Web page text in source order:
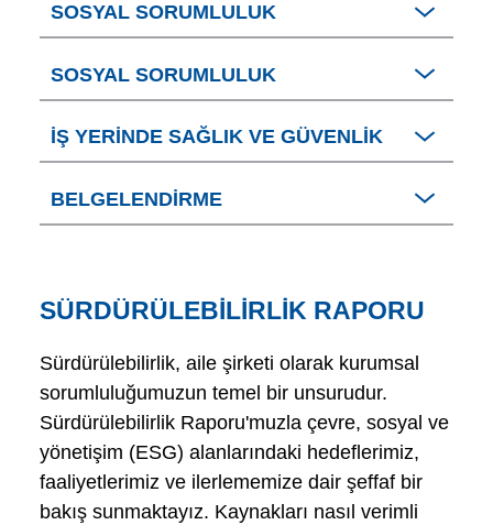
SOSYAL SORUMLULUK
SOSYAL SORUMLULUK
İŞ YERINDE SAĞLIK VE GÜVENLIK
BELGELENDIRME
SÜRDÜRÜLEBILIRLIK RAPORU
Sürdürülebilirlik, aile şirketi olarak kurumsal
sorumluluğumuzun temel bir unsurudur.
Sürdürülebilirlik Raporu'muzla çevre, sosyal ve
yönetişim (ESG) alanlarındaki hedeflerimiz,
faaliyetlerimiz ve ilerlememize dair şeffaf bir
bakış sunmaktayız. Kaynakları nasıl verimli